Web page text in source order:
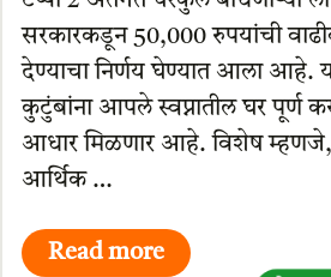
सरकारकडून 50,000 रुपयांची
देण्याचा निर्णय घेण्यात आला आहे.
कुटुंबांना आपले स्वप्नातील घर पूर्ण
आधार मिळणार आहे. विशेष
आर्थिक …
Read more